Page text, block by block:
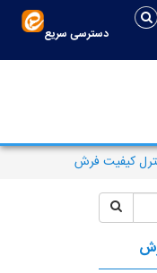
دسترسی سریع
کیفیت فرش